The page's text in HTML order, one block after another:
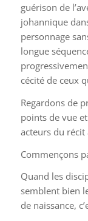
guérison de
johannique
personnage
longue
cécité de ceux
Regardons de
points de vue
acteurs du récit
Commençons
Quand les
semblent bien
de naissance,